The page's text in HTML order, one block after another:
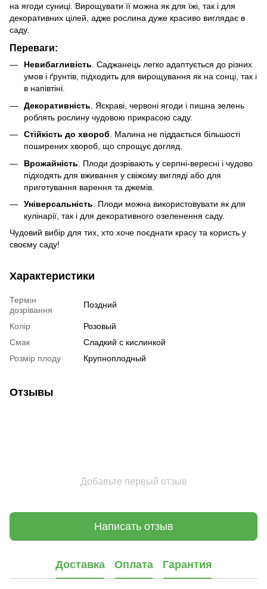
на ягоди суниці. Вирощувати її можна як для їжі, так і для
декоративних цілей, адже рослина дуже красиво виглядає в
саду.
Переваги:
Невибагливість. Саджанець легко адаптується до різних
умов і ґрунтів, підходить для вирощування як на сонці, так і
в напівтіні.
Декоративність . Яскраві, червоні ягоди і пишна зелень
роблять рослину чудовою прикрасою саду.
Стійкість до хвороб . Малина не піддається більшості
поширених хвороб, що спрощує догляд.
Врожайність . Плоди дозрівають у серпні-вересні і чудово
підходять для вживання у свіжому вигляді або для
приготування варення та джемів.
Універсальність . Плоди можна використовувати як для
кулінарії, так і для декоративного озеленення саду.
Чудовий вибір для тих, хто хоче поєднати красу та користь у
своєму саду!
Характеристики
Термін
дозрівання
Поздний
Колір
Розовый
Смак
Сладкий с кислинкой
Розмір плоду
Крупноплодный
Отзывы
Добавьте первый отзыв
Написать отзыв
Доставка Оплата Гарантия